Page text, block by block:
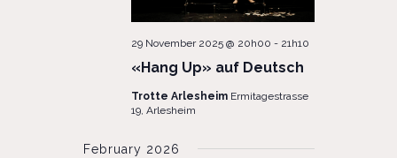
«Hang Up» auf Deutsch
29 November 2025 @ 20h00 - 21h10
Trotte Arlesheim Ermitagestrasse
19, Arlesheim
February 2026